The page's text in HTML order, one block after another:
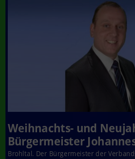
Weihnachts- und
Bürgermeister
Brohltal. Der Bürgermeister der